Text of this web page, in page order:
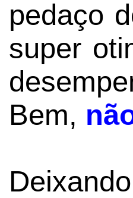
pedaço
super
Bem,